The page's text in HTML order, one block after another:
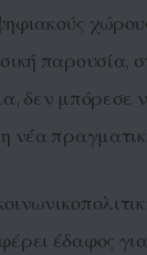
παρουσία,
δεν μπόρεσε
νέα
έδαφος